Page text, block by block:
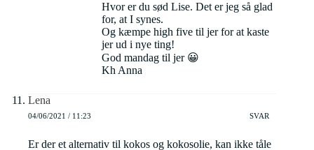
Hvor er du sød Lise. Det er jeg så glad
for, at I synes.
Og kæmpe high five til jer for at kaste
jer ud i nye ting!
God mandag til jer 😀
Kh Anna
Lena
04/06/2021 / 11:23 SVAR
Er der et alternativ til kokos og kokosolie, kan ikke tåle